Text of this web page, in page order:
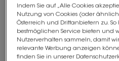
Erfahrungen andere
gemacht haben und
Meinung
Indem Sie auf „Alle Cookies
Nutzung von Cookies (oder
Österreich und Drittanbietern zu.
bestmöglichen Service bieten und
Nutzerverhalten sammeln, damit
relevante Werbung anzeigen
finden Sie in unserer